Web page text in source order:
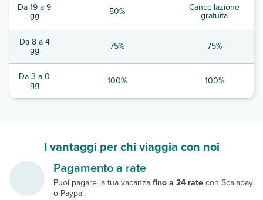
Da 19 a 9
gg 50% Cancellazione
gratuita
Da 8 a 4
gg 75% 75%
Da 3 a 0
gg 100% 100%
I vantaggi per chi viaggia con noi
Pagamento a rate
Puoi pagare la tua vacanzafino a 24 ratecon Scalapay
o Paypal.